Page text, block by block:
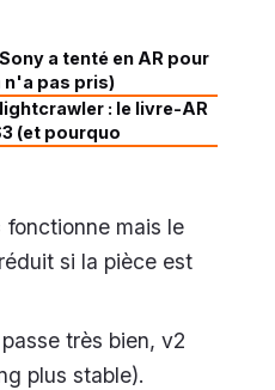
a tenté en AR pour
n'a pas pris)
: le livre-AR
(et pourquo
fonctionne mais le
si la pièce est
très bien, v2
plus stable).